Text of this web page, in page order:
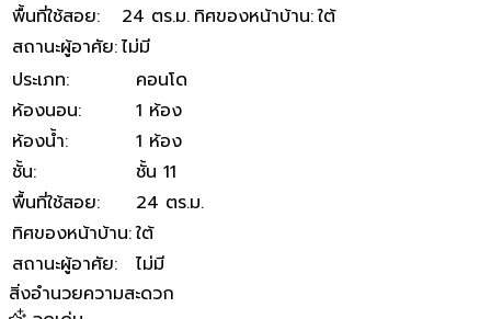
พื้นที่ใช้สอย: 24 ตร.ม. ทิศของหน้าบ้าน:ใต้
สถานะผู้อาศัย:ไม่มี
ประเภท:
คอนโด
ห้องนอน:
1 ห้อง
ห้องน้ำ:
1 ห้อง
ชั้น:
ชั้น 11
พื้นที่ใช้สอย:
24 ตร.ม.
ทิศของหน้าบ้าน:ใต้
สถานะผู้อาศัย:
ไม่มี
สิ่งอำนวยความสะดวก